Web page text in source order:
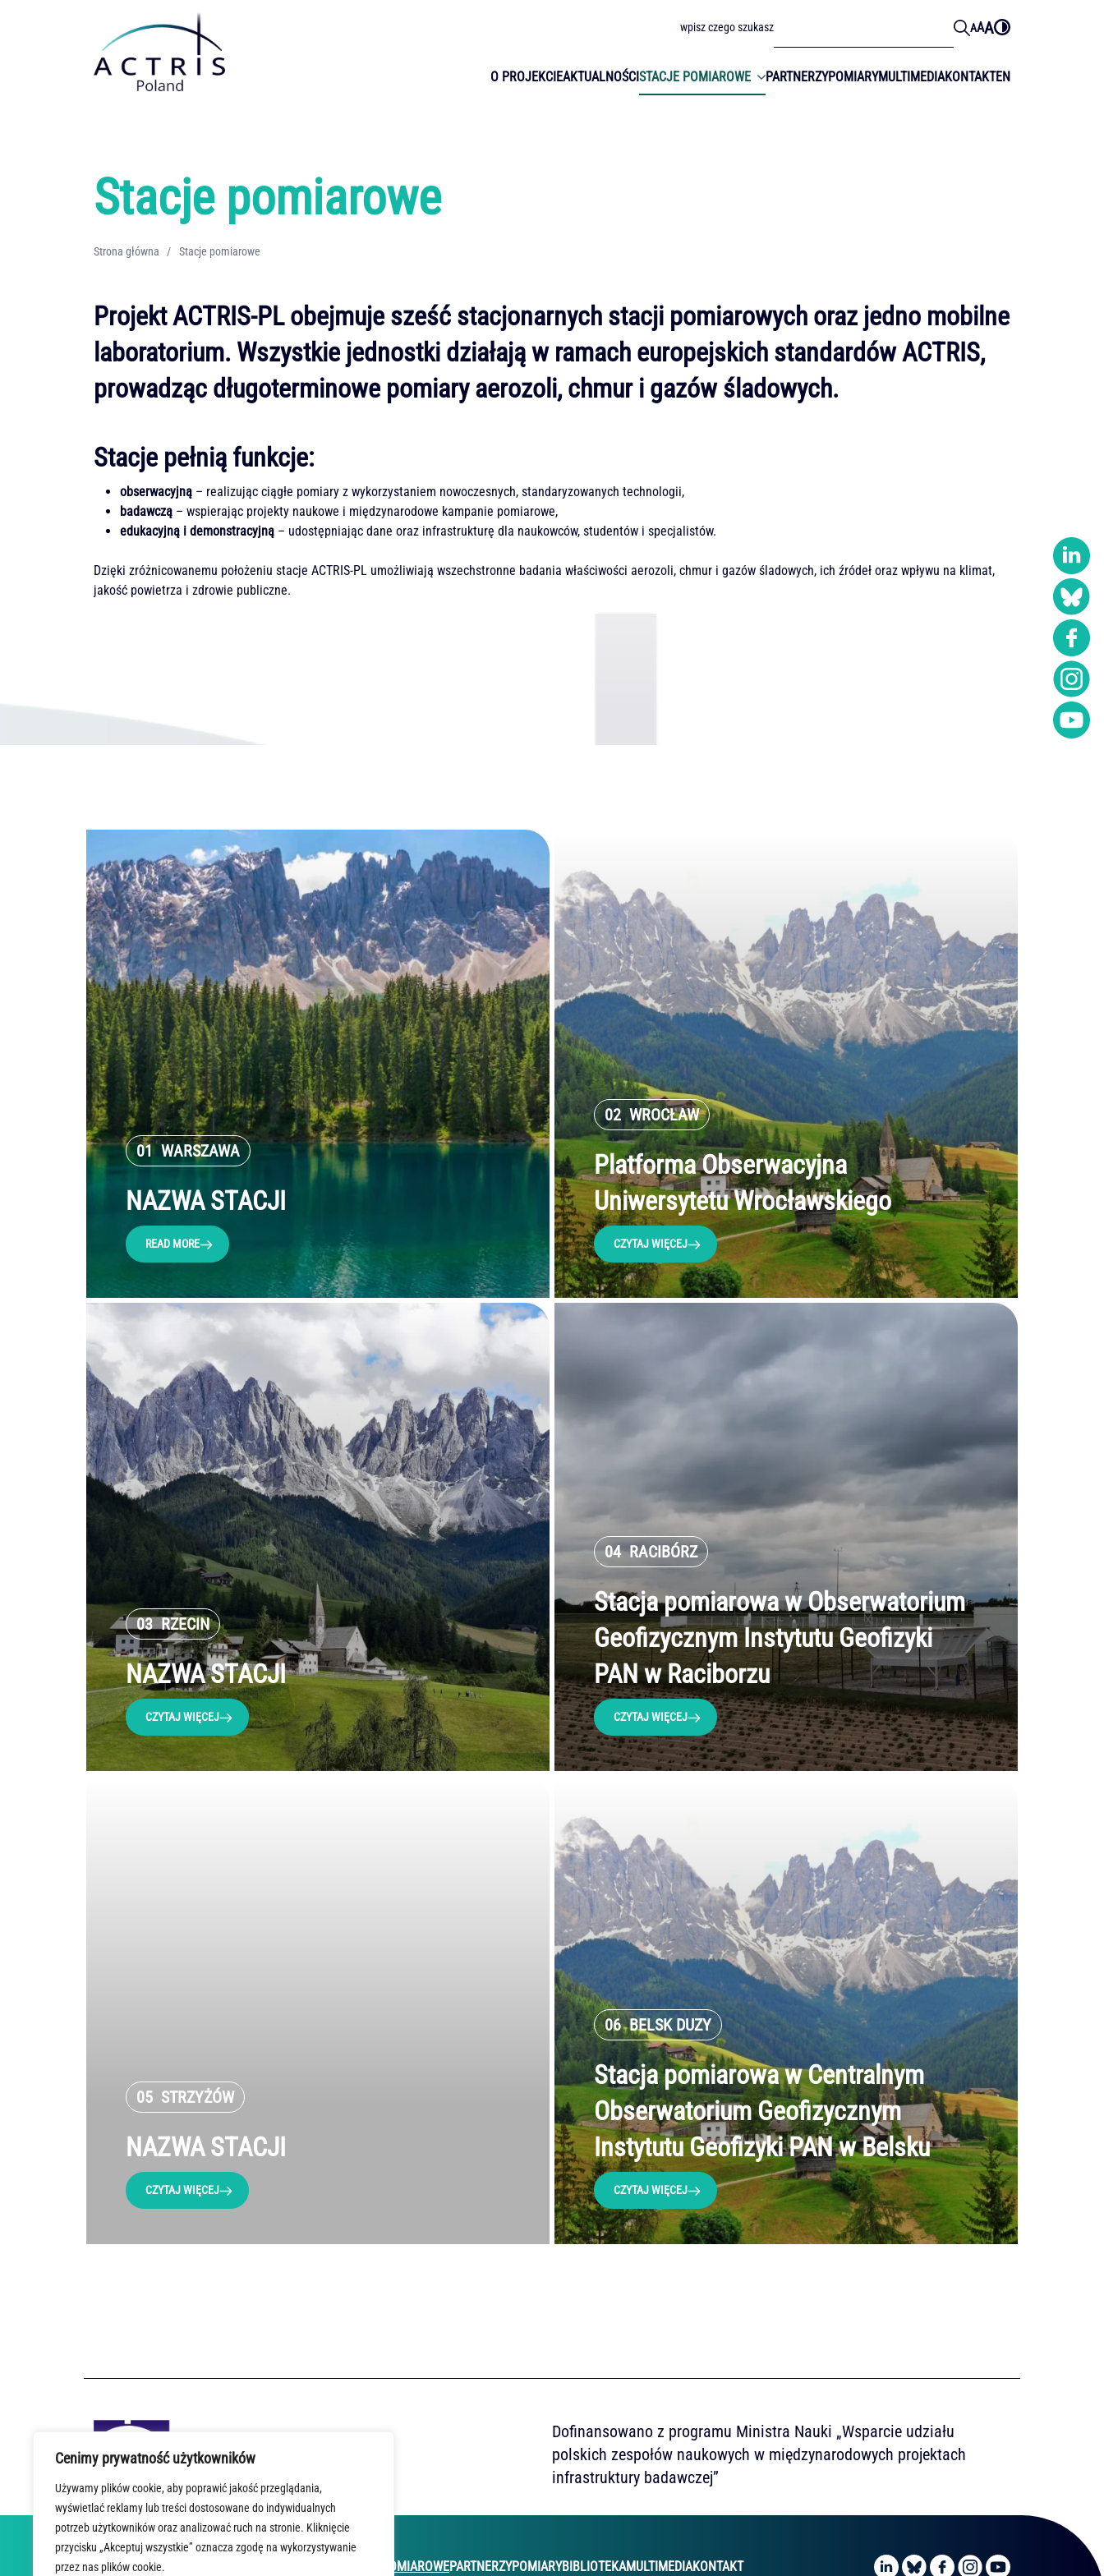
Cenimy prywatność użytkowników
Używamy plików cookie, aby poprawić jakość przeglądania,
wyświetlać reklamy lub treści dostosowane do indywidualnych
potrzeb użytkowników oraz analizować ruch na stronie. Kliknięcie
przycisku „Akceptuj wszystkie” oznacza zgodę na wykorzystywanie
przez nas plików cookie.
wpisz czego szukasz AAA
O PROJEKCIEAKTUALNOŚCISTACJE POMIAROWE PARTNERZYPOMIARYMULTIMEDIAKONTAKTEN
Stacje pomiarowe
Strona główna / Stacje pomiarowe
Projekt ACTRIS-PL obejmuje sześć stacjonarnych stacji pomiarowych oraz jedno mobilne
laboratorium. Wszystkie jednostki działają w ramach europejskich standardów ACTRIS,
prowadząc długoterminowe pomiary aerozoli, chmur i gazów śladowych.
Stacje pełnią funkcje:
obserwacyjną – realizując ciągłe pomiary z wykorzystaniem nowoczesnych, standaryzowanych technologii,
badawczą – wspierając projekty naukowe i międzynarodowe kampanie pomiarowe,
edukacyjną i demonstracyjną – udostępniając dane oraz infrastrukturę dla naukowców, studentów i specjalistów.
Dzięki zróżnicowanemu położeniu stacje ACTRIS-PL umożliwiają wszechstronne badania właściwości aerozoli, chmur i gazów śladowych, ich źródeł oraz wpływu na klimat,
jakość powietrza i zdrowie publiczne.
01 WARSZAWA
NAZWA STACJI
READ MORE
02 WROCŁAW
Platforma Obserwacyjna
Uniwersytetu Wrocławskiego
CZYTAJ WIĘCEJ
03 RZECIN
NAZWA STACJI
CZYTAJ WIĘCEJ
04 RACIBÓRZ
Stacja pomiarowa w Obserwatorium
Geofizycznym Instytutu Geofizyki
PAN w Raciborzu
CZYTAJ WIĘCEJ
05 STRZYŻÓW
NAZWA STACJI
CZYTAJ WIĘCEJ
06 BELSK DUZY
Stacja pomiarowa w Centralnym
Obserwatorium Geofizycznym
Instytutu Geofizyki PAN w Belsku
CZYTAJ WIĘCEJ
Dofinansowano z programu Ministra Nauki „Wsparcie udziału
polskich zespołów naukowych w międzynarodowych projektach
infrastruktury badawczej”
STRONA GŁÓWNA STACJE POMIAROWEPARTNERZYPOMIARYBIBLIOTEKAMULTIMEDIAKONTAKT
Stacje pomiarowe
Warszawska Stacja Obserwacyjna
Centralne Obserwatorium Geofizyczne w Belsku Dużym
Śląskie Obserwatorium Geofizyczne IGF PAN w Raciborzu